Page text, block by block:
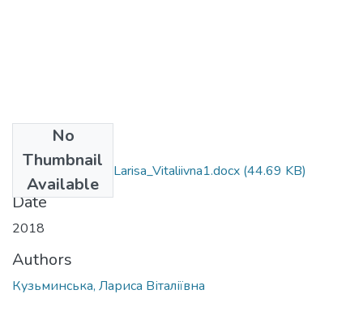
No
Thumbnail
Available
091_Kuz'mins'ka_Larisa_Vitaliivna1.docx (44.69 KB)
Date
2018
Authors
Кузьминська, Лариса Віталіївна